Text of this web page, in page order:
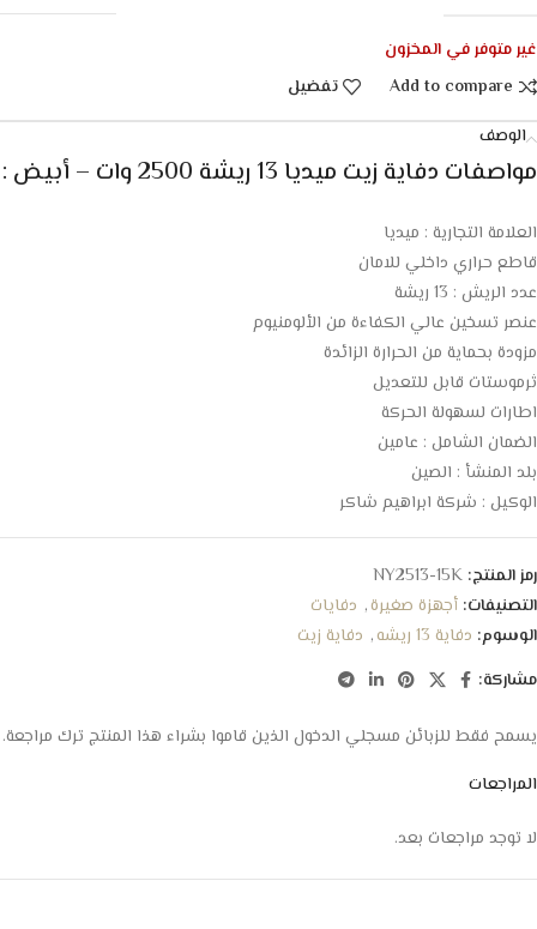
غير متوفر في المخزون
Add to compare
تفضيل
الوصف
مواصفات دفاية زيت ميديا 13 ريشة 2500 وات – أبيض :
العلامة التجارية : ميديا
قاطع حراري داخلي للامان
عدد الريش : 13 ريشة
عنصر تسخين عالي الكفاءة من الألومنيوم
مزودة بحماية من الحرارة الزائدة
ثرموستات قابل للتعديل
اطارات لسهولة الحركة
الضمان الشامل : عامين
بلد المنشأ : الصين
الوكيل : شركة ابراهيم شاكر
رمز المنتج: NY2513-15K
التصنيفات: أجهزة صغيرة, دفايات
الوسوم: دفاية 13 ريشه , دفاية زيت
مشاركة:
المراجعات
لا توجد مراجعات بعد.
يسمح فقط للزبائن مسجلي الدخول الذين قاموا بشراء هذا المنتج ترك مراجعة.